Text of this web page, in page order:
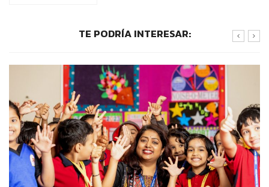
TE PODRÍA INTERESAR: